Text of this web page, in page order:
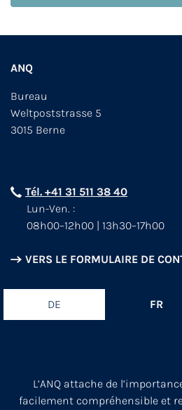
ANQ
Bureau
Weltpoststrasse 5
3015 Berne
Tél. +41 31 511 38 40
Lun-Ven. :
08h00–12h00 | 13h30–17h00
VERS LE FORMULAIRE DE
DE FR
L’ANQ attache de
facilement compréhensible et